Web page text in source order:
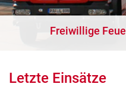
Freiwillige
Letzte Einsätze